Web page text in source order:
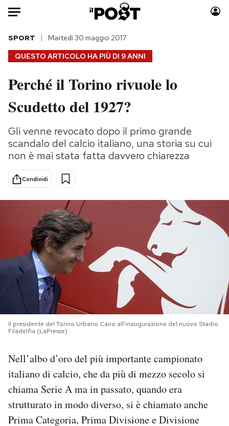
Auto
HOME
Italia
Politica
Tecnologia
Internet
Scienza
Cultura
Economia
Moda
Storie/Idee
Ok Boomer!
Media
Mondiali calcio 2026
PODCAST
NEWSLETTER
I MIEI PREFERITI
AREA PERSONALE
QUESTO ARTICOLO HA PIÙ DI 9 ANNI
SPORT Martedì 30 maggio 2017
Perché il Torino rivuole lo
Scudetto del 1927?
Gli venne revocato dopo il primo grande
scandalo del calcio italiano, una storia su cui
non è mai stata fatta davvero chiarezza
Condividi
Il presidente del Torino Urbano Cairo all'inaugurazione del nuovo Stadio
Filadelfia (LaPresse)
Nell’albo d’oro del più importante campionato
italiano di calcio, che da più di mezzo secolo si
chiama Serie A ma in passato, quando era
strutturato in modo diverso, si è chiamato anche
Prima Categoria, Prima Divisione e Divisione